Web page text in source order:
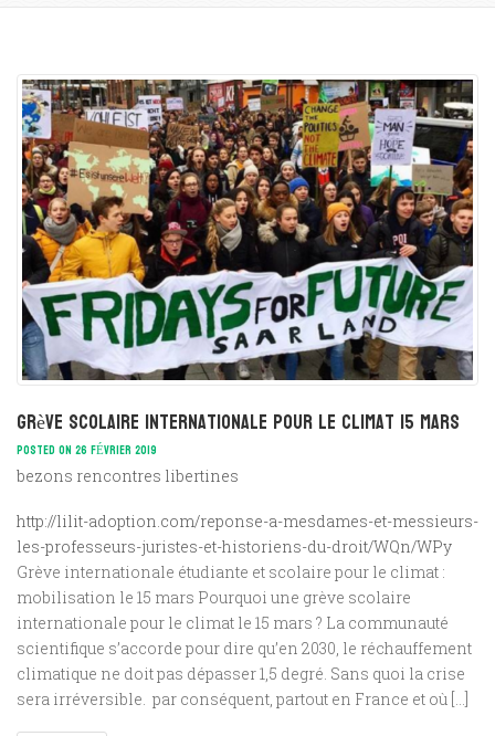
Grève scolaire internationale pour le climat 15 mars
POSTED ON 26 FÉVRIER 2019
bezons rencontres libertines
http://lilit-adoption.com/reponse-a-mesdames-et-messieurs-
les-professeurs-juristes-et-historiens-du-droit/WQn/WPy
Grève internationale étudiante et scolaire pour le climat :
mobilisation le 15 mars Pourquoi une grève scolaire
internationale pour le climat le 15 mars ? La communauté
scientifique s’accorde pour dire qu’en 2030, le réchauffement
climatique ne doit pas dépasser 1,5 degré. Sans quoi la crise
sera irréversible. par conséquent, partout en France et où […]